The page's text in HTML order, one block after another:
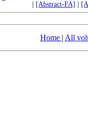
[Abstract-FA]
Home | All